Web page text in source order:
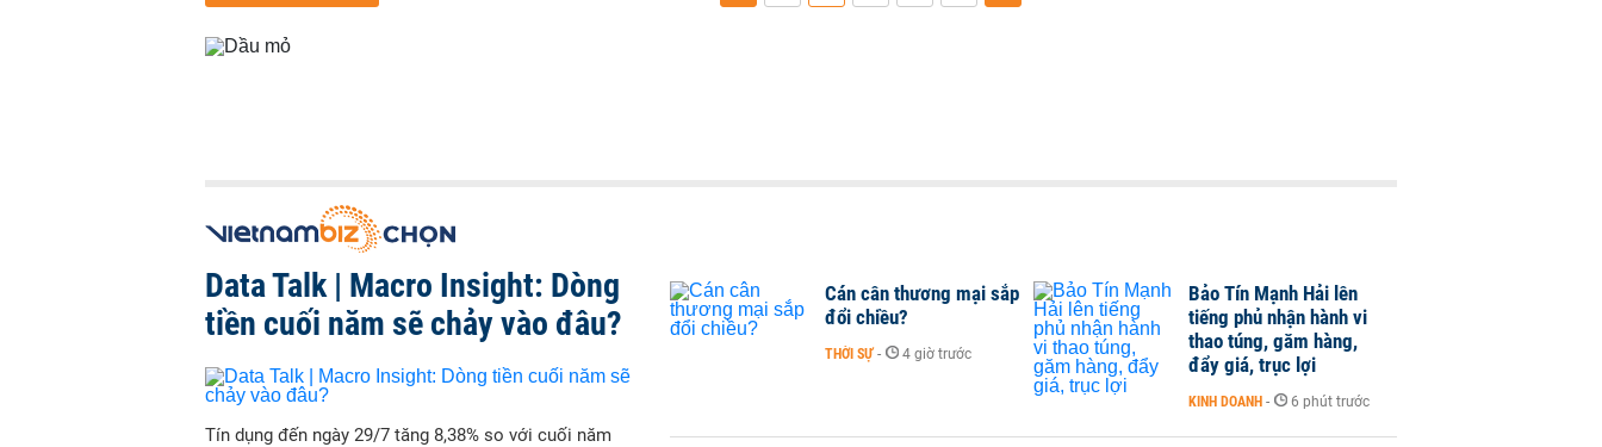
Data Talk | Macro Insight: Dòng
tiền cuối năm sẽ chảy vào đâu?
Tín dụng đến ngày 29/7 tăng 8,38% so với cuối năm
Cán cân thương mại sắp
đổi chiều?
THỜI SỰ - 4 giờ trước
Bảo Tín Mạnh Hải lên
tiếng phủ nhận hành vi
thao túng, găm hàng,
đẩy giá, trục lợi
KINH DOANH - 6 phút trước